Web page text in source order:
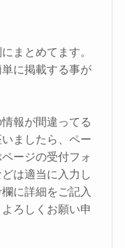
まとめてます。
に掲載する事が
報が間違ってる
ましたら、ペー
ージの受付フォ
は適当に入力し
に詳細をご記入
ろしくお願い申